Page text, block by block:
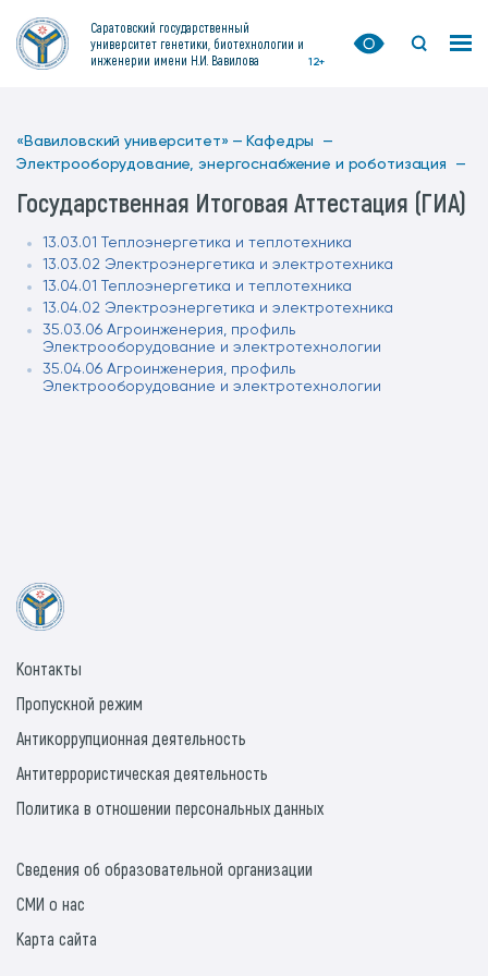
Саратовский государственный
университет генетики, биотехнологии и
инженерии имени Н.И. Вавилова
12+
«Вавиловский университет» — Кафедры —
Электрооборудование, энергоснабжение и роботизация —
Государственная Итоговая Аттестация (ГИА)
13.03.01 Теплоэнергетика и теплотехника
13.03.02 Электроэнергетика и электротехника
13.04.01 Теплоэнергетика и теплотехника
13.04.02 Электроэнергетика и электротехника
35.03.06 Агроинженерия, профиль
Электрооборудование и электротехнологии
35.04.06 Агроинженерия, профиль
Электрооборудование и электротехнологии
Контакты
Пропускной режим
Антикоррупционная деятельность
Антитеррористическая деятельность
Политика в отношении персональных данных
Сведения об образовательной организации
СМИ о нас
Карта сайта